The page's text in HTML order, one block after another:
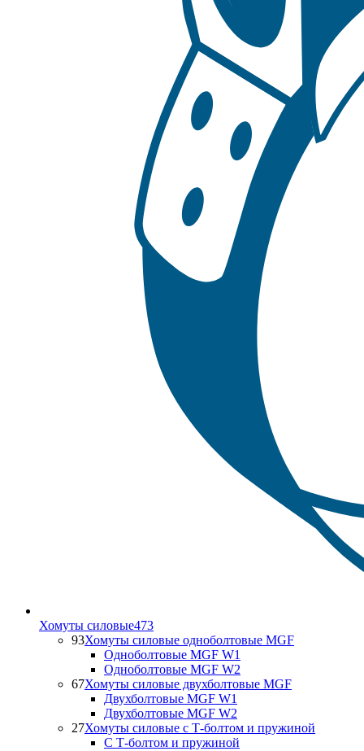
Хомуты силовые473
93Хомуты силовые одноболтовые MGF
Одноболтовые MGF W1
Одноболтовые MGF W2
67Хомуты силовые двухболтовые MGF
Двухболтовые MGF W1
Двухболтовые MGF W2
27Хомуты силовые с Т-болтом и пружиной
С Т-болтом и пружиной